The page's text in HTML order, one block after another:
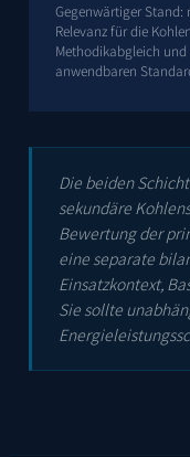
Gegenwärtiger Stand:
Relevanz für die
Methodikabgleich
anwendbaren
Die beiden
sekundäre
Bewertung der
eine separate
Einsatzkontext,
Sie sollte